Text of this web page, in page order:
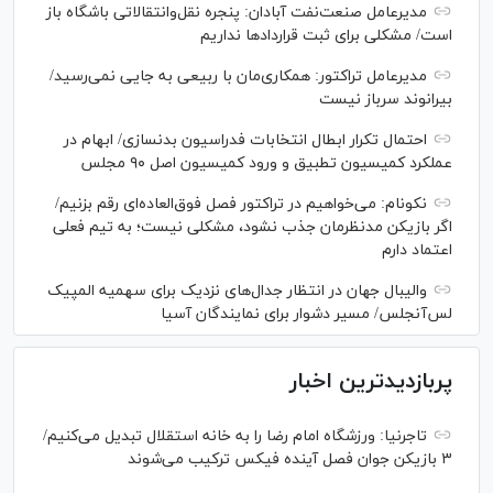
مدیرعامل صنعت‌نفت آبادان: پنجره نقل‌وانتقالاتی باشگاه باز
است/ مشکلی برای ثبت قرارداد‌ها نداریم
مدیرعامل تراکتور: همکاری‌مان با ربیعی به جایی نمی‌رسید/
بیرانوند سرباز نیست
احتمال تکرار ابطال انتخابات فدراسیون بدنسازی/ ابهام در
عملکرد کمیسیون تطبیق و ورود کمیسیون اصل ۹۰ مجلس
نکونام: می‌خواهیم در تراکتور فصل فوق‌العاده‌ای رقم بزنیم/
اگر بازیکن مدنظرمان جذب نشود، مشکلی نیست؛ به تیم فعلی
اعتماد دارم
والیبال جهان در انتظار جدال‌های نزدیک برای سهمیه المپیک
لس‌آنجلس/ مسیر دشوار برای نمایندگان آسیا
پربازدیدترین اخبار
تاجرنیا: ورزشگاه امام رضا را به خانه استقلال تبدیل می‌کنیم/
۳ بازیکن جوان فصل آینده فیکس ترکیب می‌شوند